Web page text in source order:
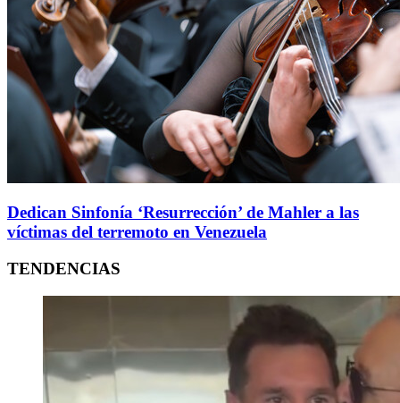
Dedican Sinfonía ‘Resurrección’ de Mahler a las
víctimas del terremoto en Venezuela
TENDENCIAS